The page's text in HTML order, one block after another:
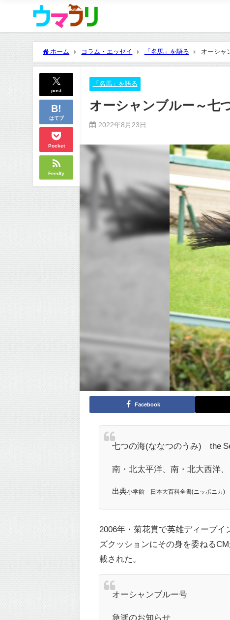
ホーム コラム・エッセイ 「名馬」を語る オーシャ
post
はてブ
Pocket
Feedly
「名馬」を語る
オーシャンブルー～七
2022年8月23日
Facebook
七つの海(ななつのうみ) the
南・北太平洋、南・北大西洋
出典小学館 日本大百科全書(ニッポニカ)
2006年・菊花賞で英雄ディープ
ズクッションにその身を委ねる
載された。
オーシャンブルー号
急逝のお知らせ